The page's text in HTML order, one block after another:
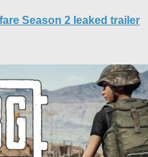
Season 2 leaked trailer